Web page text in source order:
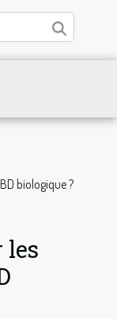
biologique ?
les